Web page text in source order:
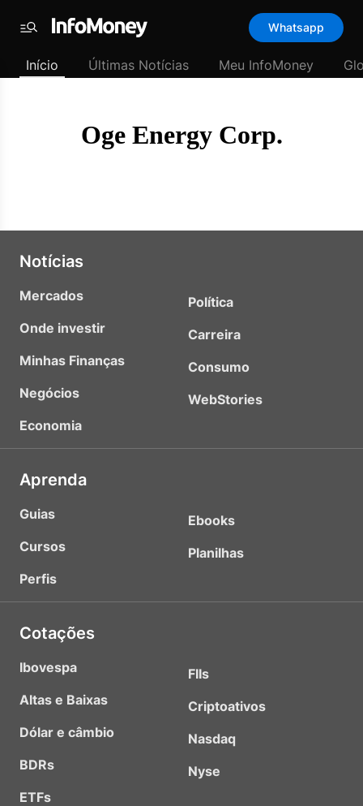
padrão
Últimas
Menu
Whatsapp
Início Últimas Notícias Meu InfoMoney
Oge Energy Corp.
Notícias
Mercados
Onde investir
Minhas Finanças
Negócios
Economia
Política
Carreira
Consumo
WebStories
Aprenda
Guias
Cursos
Perfis
Ebooks
Planilhas
Cotações
Ibovespa
Altas e Baixas
Dólar e câmbio
BDRs
ETFs
FIIs
Criptoativos
Nasdaq
Nyse